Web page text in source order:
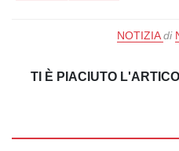
NOTIZIA di
TI È PIACIUTO